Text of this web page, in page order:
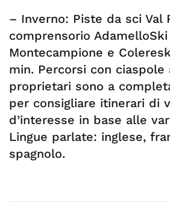
– Inverno: Piste da sci Val
comprensorio
Montecampione e
min. Percorsi con ciaspole
proprietari sono a
per consigliare itinerari di
d’interesse in base alle
Lingue parlate: inglese,
spagnolo.